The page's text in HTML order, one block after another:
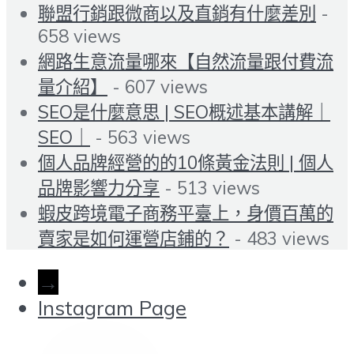
聯盟行銷跟微商以及直銷有什麼差別 -
658 views
網路生意流量哪來【自然流量跟付費流
量介紹】
- 607 views
SEO是什麼意思 | SEO概述基本講解｜
SEO｜
- 563 views
個人品牌經營的的10條黃金法則 | 個人
品牌影響力分享 - 513 views
蝦皮跨境電子商務平臺上，身價百萬的
賣家是如何運營店鋪的？ - 483 views
→
Instagram Page